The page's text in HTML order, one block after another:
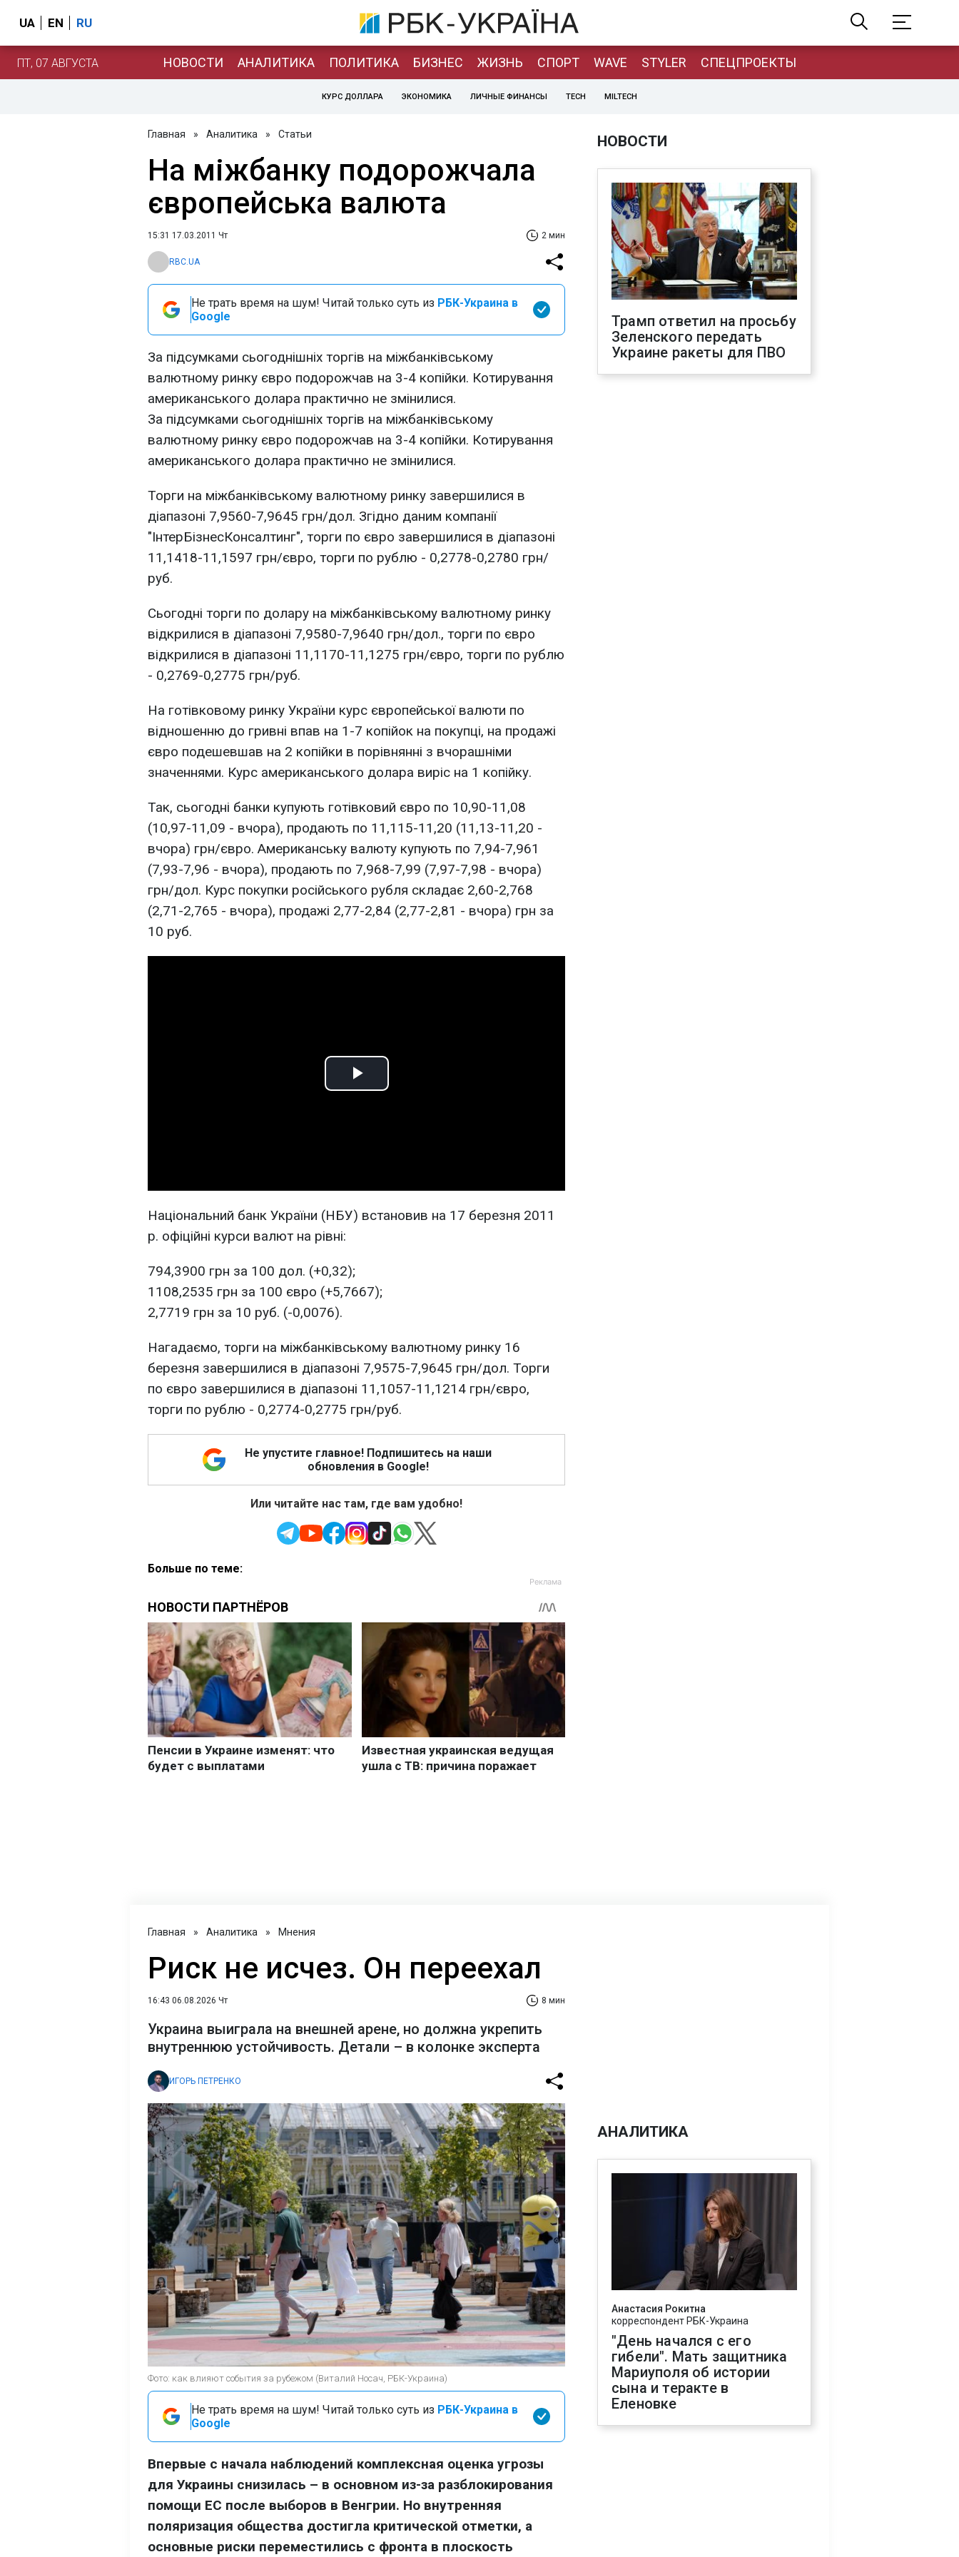
UA EN RU
ПТ, 07 АВГУСТА НОВОСТИ АНАЛИТИКА ПОЛИТИКА БИЗНЕС ЖИЗНЬ СПОРТ WAVE STYLER СПЕЦПРОЕКТЫ
КУРС ДОЛЛАРА ЭКОНОМИКА ЛИЧНЫЕ ФИНАНСЫ TECH MILTECH
Главная » Аналитика » Статьи
На міжбанку подорожчала
європейська валюта
15:31 17.03.2011 Чт 2 мин
RBC.UA
Не трать время на шум! Читай только суть из РБК-Украина в
Google
За підсумками сьогоднішніх торгів на міжбанківському
валютному ринку євро подорожчав на 3-4 копійки. Котирування
американського долара практично не змінилися.
За підсумками сьогоднішніх торгів на міжбанківському
валютному ринку євро подорожчав на 3-4 копійки. Котирування
американського долара практично не змінилися.
Торги на міжбанківському валютному ринку завершилися в
діапазоні 7,9560-7,9645 грн/дол. Згідно даним компанії
"ІнтерБізнесКонсалтинг", торги по євро завершилися в діапазоні
11,1418-11,1597 грн/євро, торги по рублю - 0,2778-0,2780 грн/
руб.
Сьогодні торги по долару на міжбанківському валютному ринку
відкрилися в діапазоні 7,9580-7,9640 грн/дол., торги по євро
відкрилися в діапазоні 11,1170-11,1275 грн/євро, торги по рублю
- 0,2769-0,2775 грн/руб.
На готівковому ринку України курс європейської валюти по
відношенню до гривні впав на 1-7 копійок на покупці, на продажі
євро подешевшав на 2 копійки в порівнянні з вчорашніми
значеннями. Курс американського долара виріс на 1 копійку.
Так, сьогодні банки купують готівковий євро по 10,90-11,08
(10,97-11,09 - вчора), продають по 11,115-11,20 (11,13-11,20 -
вчора) грн/євро. Американську валюту купують по 7,94-7,961
(7,93-7,96 - вчора), продають по 7,968-7,99 (7,97-7,98 - вчора)
грн/дол. Курс покупки російського рубля складає 2,60-2,768
(2,71-2,765 - вчора), продажі 2,77-2,84 (2,77-2,81 - вчора) грн за
10 руб.
Play
Національний банк України (НБУ) встановив на 17 березня 2011
р. офіційні курси валют на рівні:
794,3900 грн за 100 дол. (+0,32);
1108,2535 грн за 100 євро (+5,7667);
2,7719 грн за 10 руб. (-0,0076).
Нагадаємо, торги на міжбанківському валютному ринку 16
березня завершилися в діапазоні 7,9575-7,9645 грн/дол. Торги
по євро завершилися в діапазоні 11,1057-11,1214 грн/євро,
торги по рублю - 0,2774-0,2775 грн/руб.
Не упустите главное! Подпишитесь на наши
обновления в Google!
Или читайте нас там, где вам удобно!
Больше по теме:
НОВОСТИ
Трамп ответил на просьбу
Зеленского передать
Украине ракеты для ПВО
Главная » Аналитика » Мнения
Риск не исчез. Он переехал
16:43 06.08.2026 Чт 8 мин
Украина выиграла на внешней арене, но должна укрепить
внутреннюю устойчивость. Детали – в колонке эксперта
ИГОРЬ ПЕТРЕНКО
Фото: как влияют события за рубежом (Виталий Носач, РБК-Украина)
Не трать время на шум! Читай только суть из РБК-Украина в
Google
Впервые с начала наблюдений комплексная оценка угрозы
для Украины снизилась – в основном из-за разблокирования
помощи ЕС после выборов в Венгрии. Но внутренняя
поляризация общества достигла критической отметки, а
основные риски переместились с фронта в плоскость
АНАЛИТИКА
Анастасия Рокитна
корреспондент РБК-Украина
"День начался с его
гибели". Мать защитника
Мариуполя об истории
сына и теракте в
Еленовке